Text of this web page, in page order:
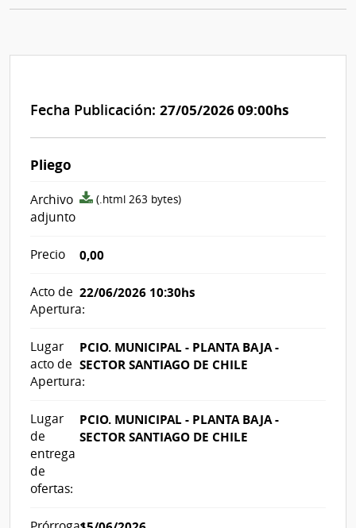
Fecha Publicación: 27/05/2026 09:00hs
Pliego
Archivo
adjunto
archivo
(.html 263 bytes)
Precio 0,00
Acto de
Apertura:
22/06/2026 10:30hs
Lugar
acto de
Apertura:
PCIO. MUNICIPAL - PLANTA BAJA -
SECTOR SANTIAGO DE CHILE
Lugar
de
entrega
de
ofertas:
PCIO. MUNICIPAL - PLANTA BAJA -
SECTOR SANTIAGO DE CHILE